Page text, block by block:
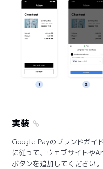
実装
Google Payのブランドガイ
に従って、ウェブサイトや
ボタンを追加してください